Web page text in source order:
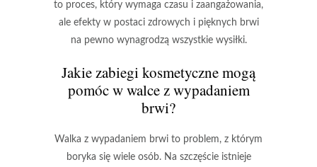
to proces, który wymaga czasu i zaangażowania,
ale efekty w postaci zdrowych i pięknych brwi
na pewno wynagrodzą wszystkie wysiłki.
Jakie zabiegi kosmetyczne mogą
pomóc w walce z wypadaniem
brwi?
Walka z wypadaniem brwi to problem, z którym
boryka się wiele osób. Na szczęście istnieje